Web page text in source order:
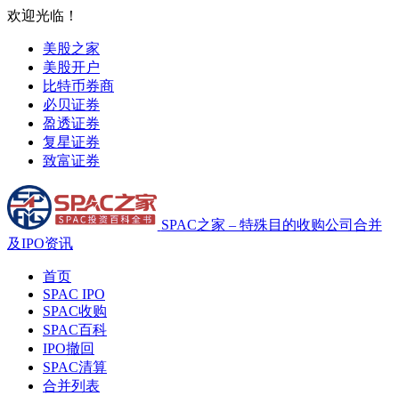
欢迎光临！
美股之家
美股开户
比特币券商
必贝证券
盈透证券
复星证券
致富证券
SPAC之家 – 特殊目的收购公司合并
及IPO资讯
首页
SPAC IPO
SPAC收购
SPAC百科
IPO撤回
SPAC清算
合并列表